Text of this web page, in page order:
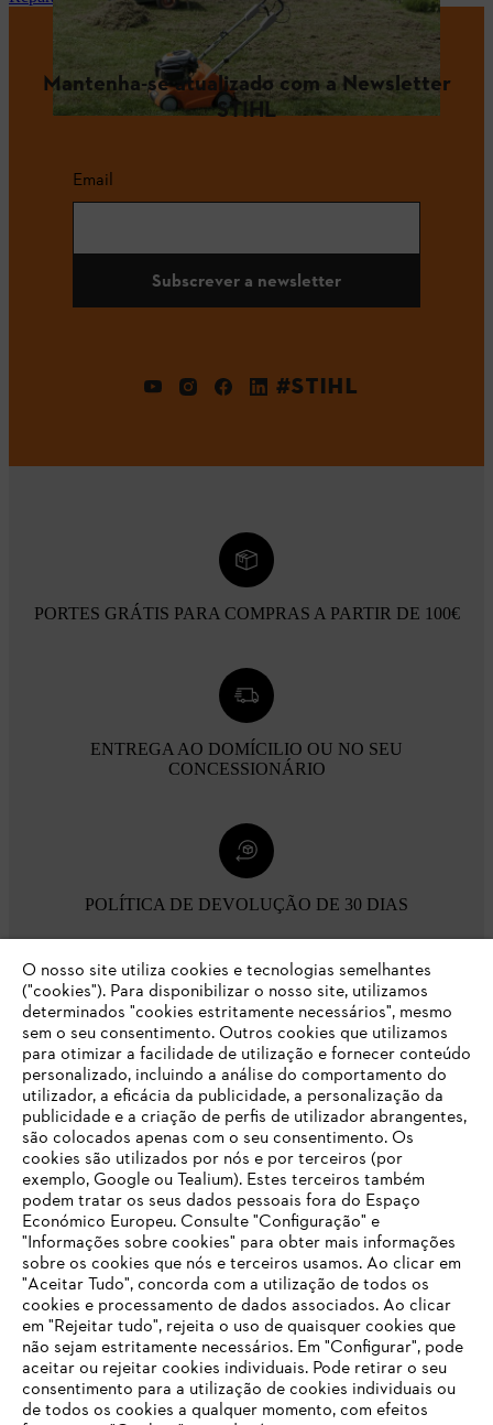
Mantenha-se atualizado com a Newsletter
STIHL
Email
Subscrever a newsletter
#STIHL
PORTES GRÁTIS PARA COMPRAS A PARTIR DE 100€
ENTREGA AO DOMÍCILIO OU NO SEU
CONCESSIONÁRIO
POLÍTICA DE DEVOLUÇÃO DE 30 DIAS
Opções de pagamento
Empresa
FAQs Loja Online
Contacto
O SEU NAVEGADOR NÃO SUPORTA
ESTE WEBSITE
Está utilizar um navegador que ainda não suportamos. Para
obter o melhor uso de nosso site, recomendamos que altere
para um dos seguintes navegadores:
O nosso site utiliza cookies e tecnologias semelhantes
("cookies"). Para disponibilizar o nosso site, utilizamos
determinados "cookies estritamente necessários", mesmo
sem o seu consentimento. Outros cookies que utilizamos
para otimizar a facilidade de utilização e fornecer conteúdo
personalizado, incluindo a análise do comportamento do
utilizador, a eficácia da publicidade, a personalização da
publicidade e a criação de perfis de utilizador abrangentes,
são colocados apenas com o seu consentimento. Os
cookies são utilizados por nós e por terceiros (por
exemplo, Google ou Tealium). Estes terceiros também
podem tratar os seus dados pessoais fora do Espaço
Económico Europeu. Consulte "Configuração" e
"Informações sobre cookies" para obter mais informações
sobre os cookies que nós e terceiros usamos. Ao clicar em
"Aceitar Tudo", concorda com a utilização de todos os
cookies e processamento de dados associados. Ao clicar
em "Rejeitar tudo", rejeita o uso de quaisquer cookies que
não sejam estritamente necessários. Em "Configurar", pode
aceitar ou rejeitar cookies individuais. Pode retirar o seu
consentimento para a utilização de cookies individuais ou
de todos os cookies a qualquer momento, com efeitos